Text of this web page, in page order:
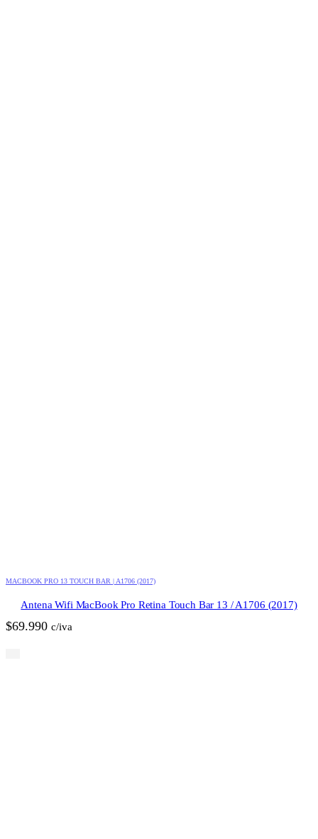
MACBOOK PRO 13 TOUCH BAR | A1706 (2017)
Antena Wifi MacBook Pro Retina Touch Bar 13 / A1706 (2017)
$69.990 c/iva